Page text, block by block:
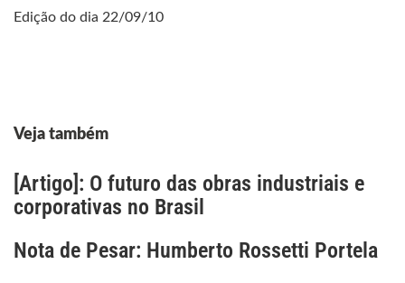
Edição do dia 22/09/10
Veja também
[Artigo]: O futuro das obras industriais e
corporativas no Brasil
Nota de Pesar: Humberto Rossetti Portela